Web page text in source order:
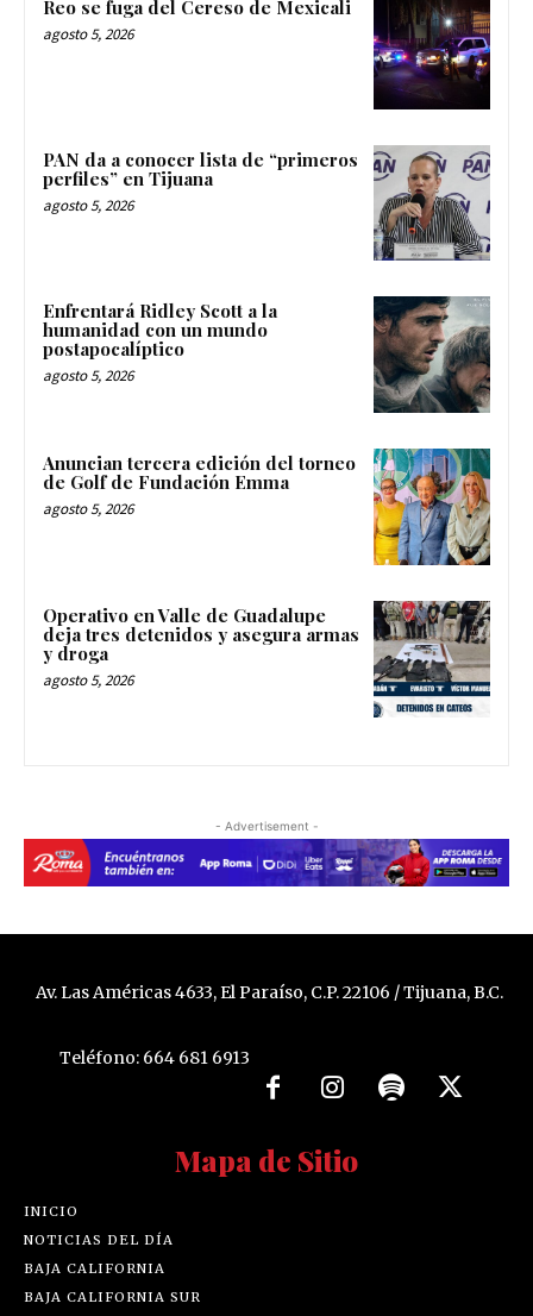
Reo se fuga del Cereso de Mexicali
agosto 5, 2026
PAN da a conocer lista de “primeros
perfiles” en Tijuana
agosto 5, 2026
Enfrentará Ridley Scott a la
humanidad con un mundo
postapocalíptico
agosto 5, 2026
Anuncian tercera edición del torneo
de Golf de Fundación Emma
agosto 5, 2026
Operativo en Valle de Guadalupe
deja tres detenidos y asegura armas
y droga
agosto 5, 2026
- Advertisement -
Av. Las Américas 4633, El Paraíso, C.P. 22106 / Tijuana, B.C.
Teléfono: 664 681 6913
Mapa de Sitio
INICIO
NOTICIAS DEL DÍA
BAJA CALIFORNIA
BAJA CALIFORNIA SUR